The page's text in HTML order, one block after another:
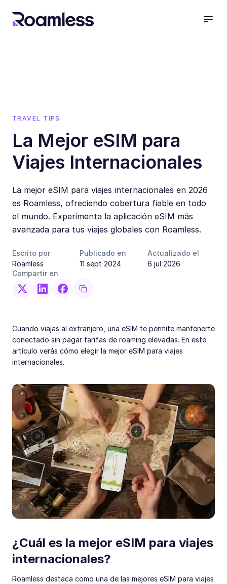
TRAVEL TIPS
La Mejor eSIM para
Viajes Internacionales
La mejor eSIM para viajes internacionales en 2026
es Roamless, ofreciendo cobertura fiable en todo
el mundo. Experimenta la aplicación eSIM más
avanzada para tus viajes globales con Roamless.
Escrito por
Roamless
Publicado en
11 sept 2024
Actualizado el
6 jul 2026
Compartir en
Cuando viajas al extranjero, una eSIM te permite mantenerte
conectado sin pagar tarifas de roaming elevadas. En este
artículo verás cómo elegir la mejor eSIM para viajes
internacionales.
¿Cuál es la mejor eSIM para viajes
internacionales?
Roamless destaca como una de las mejores eSIM para viajes